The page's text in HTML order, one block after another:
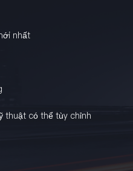
nhất
thuật có thể tùy chỉnh